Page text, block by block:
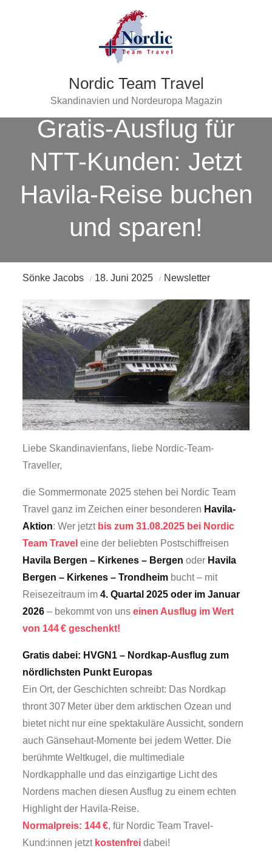
Nordic Team Travel
Skandinavien und Nordeuropa Magazin
Gratis-Ausflug für
NTT-Kunden: Jetzt
Havila-Reise buchen
und sparen!
Sönke Jacobs 18. Juni 2025 Newsletter
Liebe Skandinavienfans, liebe Nordic-Team-
Traveller,
die Sommermonate 2025 stehen bei Nordic Team
Travel ganz im Zeichen einer besonderen Havila-
Aktion: Wer jetzt bis zum 31.08.2025 bei Nordic
Team Travel eine der beliebten Postschiffreisen
Havila Bergen – Kirkenes – Bergen oder Havila
Bergen – Kirkenes – Trondheim bucht – mit
Reisezeitraum im4. Quartal 2025 oder im Januar
2026 – bekommt von unseinen Ausflug im Wert
von 144 € geschenkt!
Gratis dabei: HVGN1 – Nordkap-Ausflug zum
nördlichsten Punkt Europas
Ein Ort, der Geschichten schreibt: Das Nordkap
thront 307 Meter über dem arktischen Ozean und
bietet nicht nur eine spektakuläre Aussicht, sondern
auch Gänsehaut-Momente bei jedem Wetter. Die
berühmte Weltkugel, die multimediale
Nordkapphalle und das einzigartige Licht des
Nordens machen diesen Ausflug zu einem echten
Highlight der Havila-Reise.
Normalpreis: 144 €, für Nordic Team Travel-
Kund:innen jetzt kostenfrei dabei!